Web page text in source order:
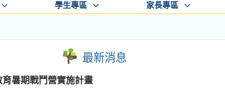
學生專區 家長專區
最新消息
暑期戰鬥營實施計畫